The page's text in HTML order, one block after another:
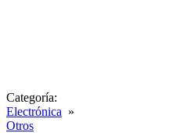
Categoría:
Electrónica »
Otros